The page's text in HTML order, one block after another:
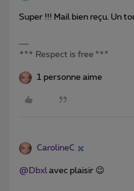
Super !!! Mail bien reçu. Un
*°* Respect is free °*°
1 personne aime
CarolineC
@Dbxl avec plaisir 😉